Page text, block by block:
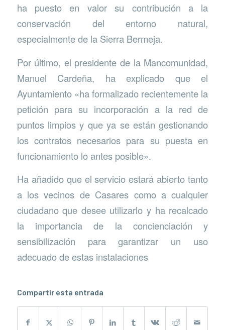
ha puesto en valor su contribución a la
conservación del entorno natural,
especialmente de la Sierra Bermeja.
Por último, el presidente de la Mancomunidad,
Manuel Cardeña, ha explicado que el
Ayuntamiento «ha formalizado recientemente la
petición para su incorporación a la red de
puntos limpios y que ya se están gestionando
los contratos necesarios para su puesta en
funcionamiento lo antes posible».
Ha añadido que el servicio estará abierto tanto
a los vecinos de Casares como a cualquier
ciudadano que desee utilizarlo y ha recalcado
la importancia de la concienciación y
sensibilización para garantizar un uso
adecuado de estas instalaciones
Compartir esta entrada